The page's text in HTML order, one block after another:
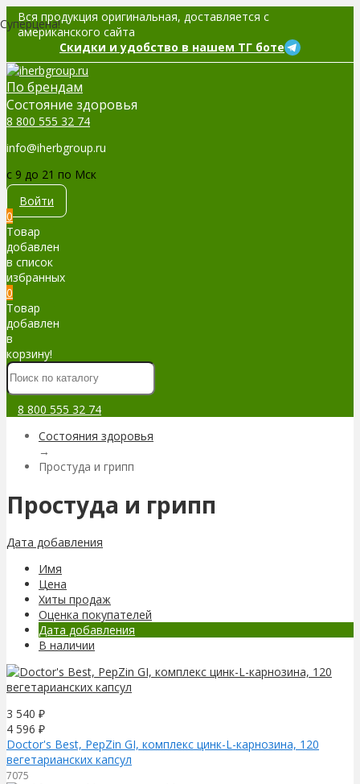
Вся продукция оригинальная, доставляется с
американского сайта
Скидки и удобство в нашем ТГ боте
По брендам
Cостояние здоровья
8 800 555 32 74
info@iherbgroup.ru
c 9 до 21 по Мск
Войти
0
Товар
добавлен
в список
избранных
0
Товар
добавлен
в
корзину!
8 800 555 32 74
Состояния здоровья
→
Простуда и грипп
Простуда и грипп
Дата добавления
Имя
Цена
Хиты продаж
Оценка покупателей
Дата добавления
В наличии
3 540 ₽
4 596 ₽
Doctor's Best, PepZin GI, комплекс цинк-L-карнозина, 120
вегетарианских капсул
7075
Суперцена!